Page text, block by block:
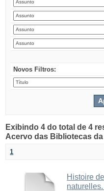
Novos Filtros:
Exibindo 4 do total de 4
Acervo das Bibliotecas da
1
Histoire
naturelles.